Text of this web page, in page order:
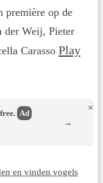
première op de
der Weij, Pieter
Carasso Play
Ad
×
→
en vinden vogels